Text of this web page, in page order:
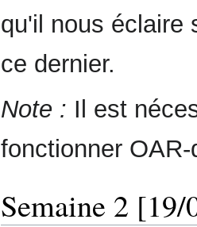
qu'il nous éclaire
ce dernier.
Note : Il est
fonctionner OAR-
Semaine 2